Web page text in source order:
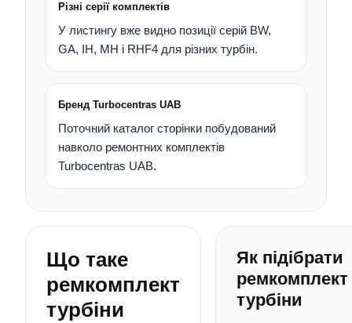
Різні серії комплектів
У листингу вже видно позиції серій BW,
GA, IH, MH і RHF4 для різних турбін.
Бренд Turbocentras UAB
Поточний каталог сторінки побудований
навколо ремонтних комплектів
Turbocentras UAB.
Що таке
ремкомплект
турбіни
Як підібрати
ремкомплект
турбіни